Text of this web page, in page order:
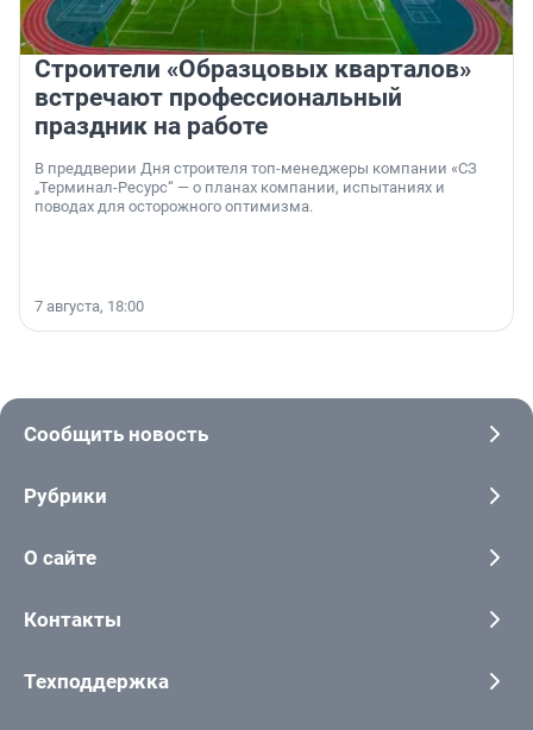
Строители «Образцовых кварталов»
встречают профессиональный
праздник на работе
В преддверии Дня строителя топ-менеджеры компании «СЗ
„Терминал-Ресурс“ — о планах компании, испытаниях и
поводах для осторожного оптимизма.
7 августа, 18:00
Сообщить новость
Рубрики
О сайте
Контакты
Техподдержка